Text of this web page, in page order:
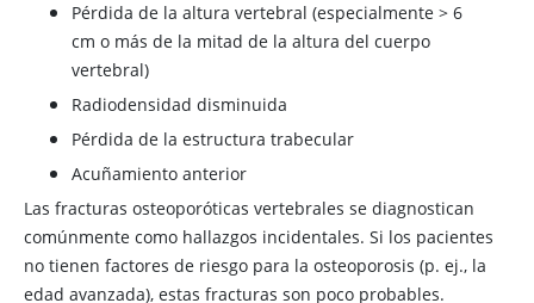
Pérdida de la altura vertebral (especialmente > 6
cm o más de la mitad de la altura del cuerpo
vertebral)
Radiodensidad disminuida
Pérdida de la estructura trabecular
Acuñamiento anterior
Las fracturas osteoporóticas vertebrales se diagnostican
comúnmente como hallazgos incidentales. Si los pacientes
no tienen factores de riesgo para la osteoporosis (p. ej., la
edad avanzada), estas fracturas son poco probables.